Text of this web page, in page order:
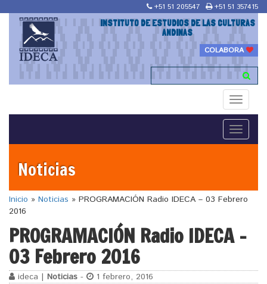
+51 51 205547 +51 51 357415
INSTITUTO DE ESTUDIOS DE LAS CULTURAS
ANDINAS
COLABORA
Toggle
Toggle
Noticias
Inicio » Noticias » PROGRAMACIÓN Radio IDECA – 03 Febrero
2016
PROGRAMACIÓN Radio IDECA –
03 Febrero 2016
ideca | Noticias - 1 febrero, 2016